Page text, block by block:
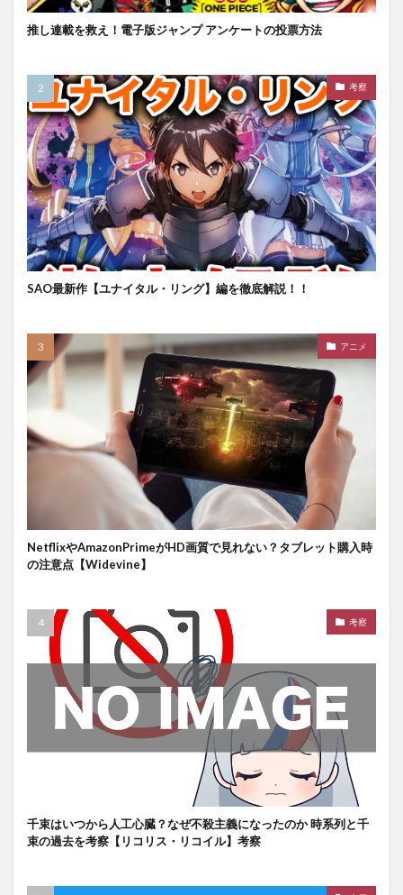
推し連載を救え！電子版ジャンプ アンケートの投票方法
考察
SAO最新作【ユナイタル・リング】編を徹底解説！！
アニメ
NetflixやAmazonPrimeがHD画質で見れない？タブレット購入時
の注意点【Widevine】
考察
千束はいつから人工心臓？なぜ不殺主義になったのか 時系列と千
束の過去を考察【リコリス・リコイル】考察